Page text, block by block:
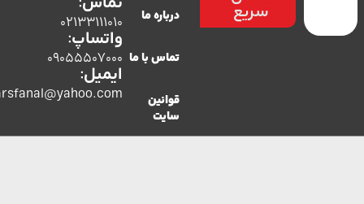
سریع درباره ما
تماس با ما
قوانین
02133111010
واتساپ:
09055507000
ایمیل:
co.parsfanal@yahoo.com